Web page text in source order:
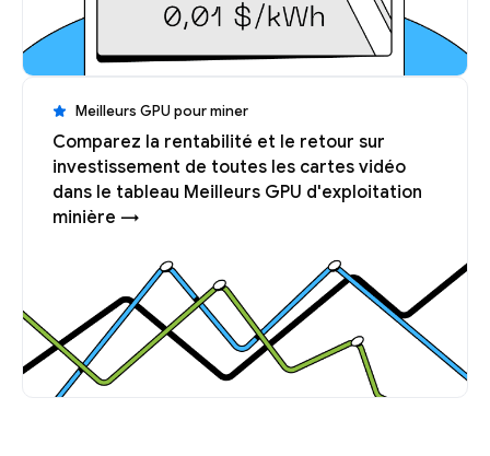
Meilleurs GPU pour miner
Comparez la rentabilité et le retour sur
investissement de toutes les cartes vidéo
dans le tableau Meilleurs GPU d'exploitation
minière →